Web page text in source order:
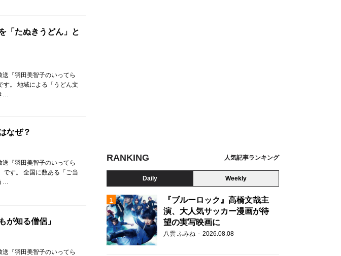
「たぬきうどん」と
『羽田美智子のいってら
す。 地域による「うどん文
…
なぜ？
『羽田美智子のいってら
です。 全国に数ある「ご当
…
が知る僧侶」
『羽田美智子のいってら
RANKING 人気記事ランキング
Daily Weekly
『ブルーロック』高橋文哉主
演、大人気サッカー漫画が待
望の実写映画に
八雲 ふみね 2026.08.08